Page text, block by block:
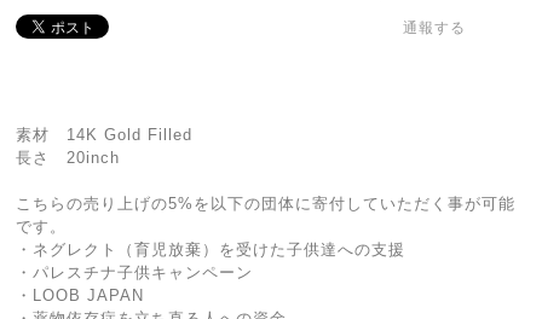
通報する
素材 14K Gold Filled
長さ 20inch
こちらの売り上げの5%を以下の団体に寄付していただく事が可能
です。
・ネグレクト（育児放棄）を受けた子供達への支援
・パレスチナ子供キャンペーン
・LOOB JAPAN